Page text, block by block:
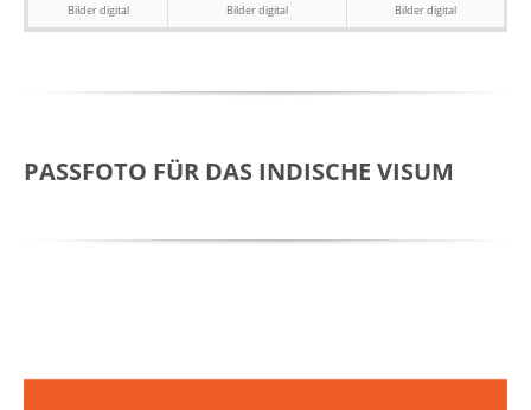
Bilder digital Bilder digital Bilder digital
PASSFOTO FÜR DAS INDISCHE VISUM